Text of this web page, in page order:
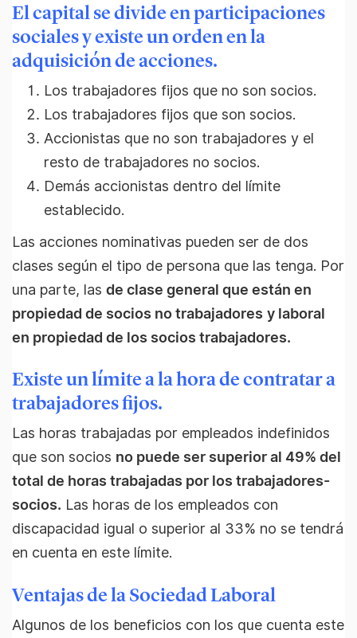
El capital se divide en participaciones
sociales y existe un orden en la
adquisición de acciones.
Los trabajadores fijos que no son socios.
Los trabajadores fijos que son socios.
Accionistas que no son trabajadores y el
resto de trabajadores no socios.
Demás accionistas dentro del límite
establecido.
Las acciones nominativas pueden ser de dos
clases según el tipo de persona que las tenga. Por
una parte, las de clase general que están en
propiedad de socios no trabajadores y laboral
en propiedad de los socios trabajadores.
Existe un límite a la hora de contratar a
trabajadores fijos.
Las horas trabajadas por empleados indefinidos
que son socios no puede ser superior al 49% del
total de horas trabajadas por los trabajadores-
socios. Las horas de los empleados con
discapacidad igual o superior al 33% no se tendrá
en cuenta en este límite.
Ventajas de la Sociedad Laboral
Algunos de los beneficios con los que cuenta este